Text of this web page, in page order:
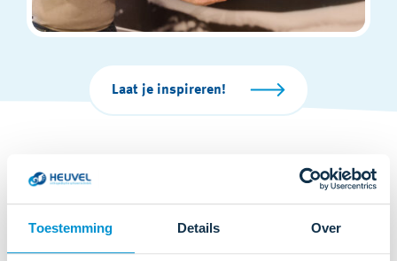
Toestemming Details Over
Laat je inspireren!
Hoe lang duurt het om
steunzolen op maat te
maken?